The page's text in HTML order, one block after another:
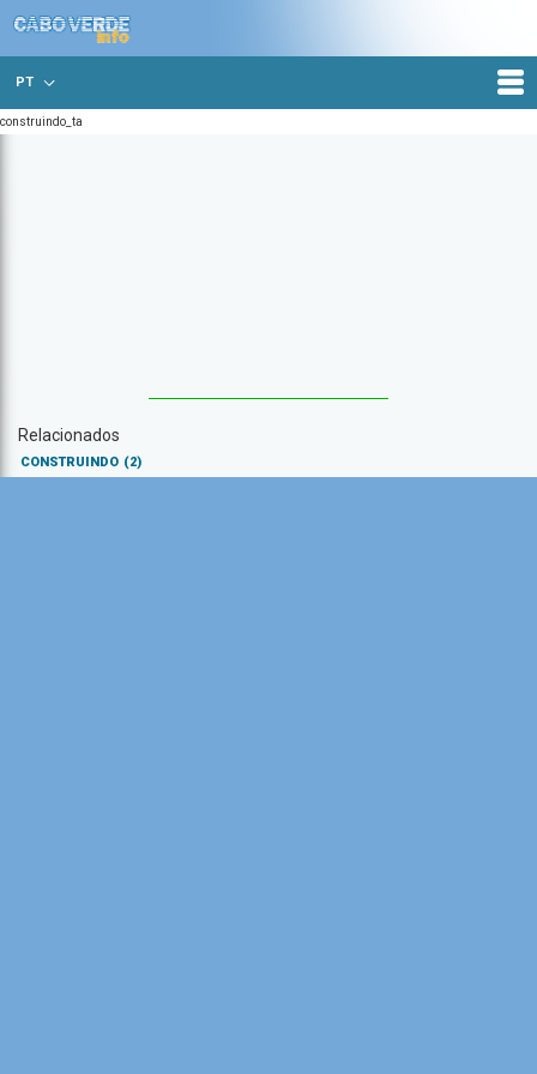
PT
construindo_ta
Relacionados
CONSTRUINDO (2)